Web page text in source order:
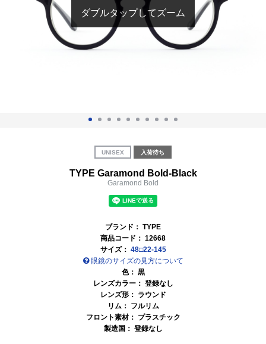
ダブルタップしてズーム
UNISEX 入荷待ち
TYPE Garamond Bold-Black
Garamond Bold
ブランド： TYPE
商品コード： 12668
サイズ： 48□22-145
眼鏡のサイズの見方について
色： 黒
レンズカラー： 登録なし
レンズ形： ラウンド
リム： フルリム
フロント素材： プラスチック
製造国： 登録なし